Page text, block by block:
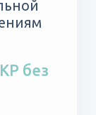
без